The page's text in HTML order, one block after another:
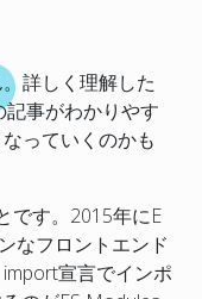
詳しく理解した
記事がわかりやす
っていくのかも
です。2015年にE
なフロントエンド
宣言でインポ